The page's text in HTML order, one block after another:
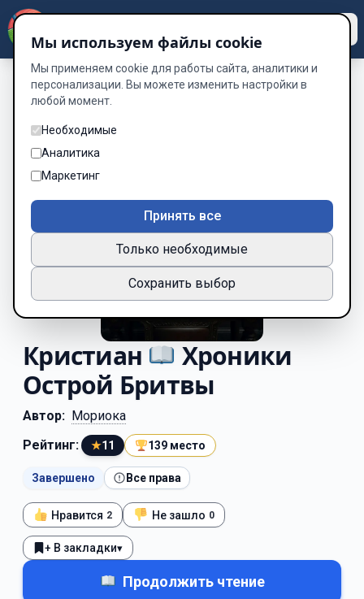
Кристиан
Хроники
Острой Бритвы
Автор: Мориока
Рейтинг:
★11 139 место
Завершено Все права
Нравится 2 Не зашло 0
+ В закладки▾
Продолжить чтение
Мы используем файлы cookie
Мы применяем cookie для работы сайта, аналитики и
персонализации. Вы можете изменить настройки в
любой момент.
Необходимые
Аналитика
Маркетинг
Принять все
Только необходимые
Сохранить выбор